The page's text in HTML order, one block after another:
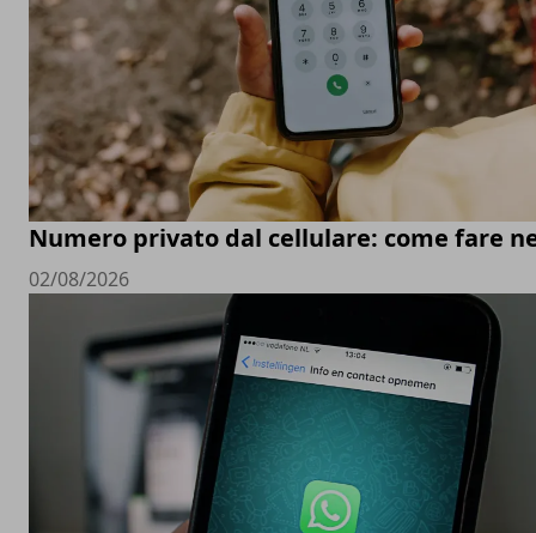
Numero privato dal cellulare: come fare
02/08/2026